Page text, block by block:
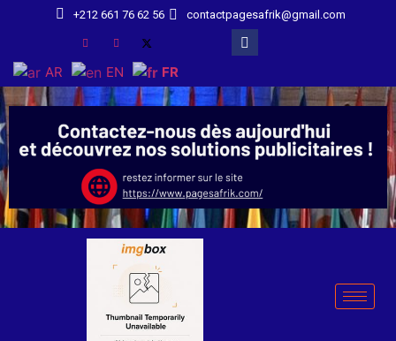
+212 661 76 62 56 contactpagesafrik@gmail.com
AR EN FR